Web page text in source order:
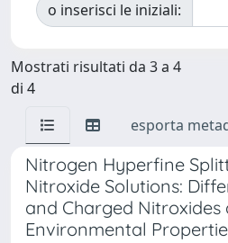
o inserisci le iniziali:
Mostrati risultati da 3 a 4
di 4
esporta
Nitrogen Hyperfine
Nitroxide Solutions:
and Charged Nitroxides
Environmental